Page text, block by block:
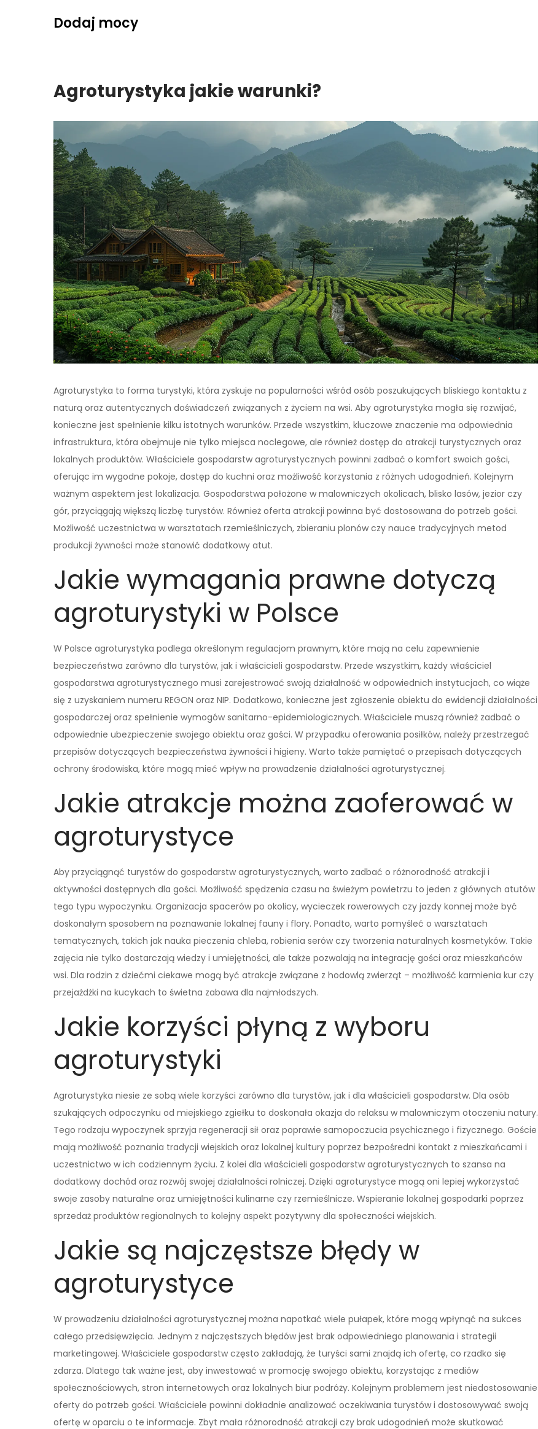
Dodaj mocy
Agroturystyka jakie warunki?
Agroturystyka to forma turystyki, która zyskuje na popularności wśród osób poszukujących bliskiego kontaktu z
naturą oraz autentycznych doświadczeń związanych z życiem na wsi. Aby agroturystyka mogła się rozwijać,
konieczne jest spełnienie kilku istotnych warunków. Przede wszystkim, kluczowe znaczenie ma odpowiednia
infrastruktura, która obejmuje nie tylko miejsca noclegowe, ale również dostęp do atrakcji turystycznych oraz
lokalnych produktów. Właściciele gospodarstw agroturystycznych powinni zadbać o komfort swoich gości,
oferując im wygodne pokoje, dostęp do kuchni oraz możliwość korzystania z różnych udogodnień. Kolejnym
ważnym aspektem jest lokalizacja. Gospodarstwa położone w malowniczych okolicach, blisko lasów, jezior czy
gór, przyciągają większą liczbę turystów. Również oferta atrakcji powinna być dostosowana do potrzeb gości.
Możliwość uczestnictwa w warsztatach rzemieślniczych, zbieraniu plonów czy nauce tradycyjnych metod
produkcji żywności może stanowić dodatkowy atut.
Jakie wymagania prawne dotyczą
agroturystyki w Polsce
W Polsce agroturystyka podlega określonym regulacjom prawnym, które mają na celu zapewnienie
bezpieczeństwa zarówno dla turystów, jak i właścicieli gospodarstw. Przede wszystkim, każdy właściciel
gospodarstwa agroturystycznego musi zarejestrować swoją działalność w odpowiednich instytucjach, co wiąże
się z uzyskaniem numeru REGON oraz NIP. Dodatkowo, konieczne jest zgłoszenie obiektu do ewidencji działalności
gospodarczej oraz spełnienie wymogów sanitarno-epidemiologicznych. Właściciele muszą również zadbać o
odpowiednie ubezpieczenie swojego obiektu oraz gości. W przypadku oferowania posiłków, należy przestrzegać
przepisów dotyczących bezpieczeństwa żywności i higieny. Warto także pamiętać o przepisach dotyczących
ochrony środowiska, które mogą mieć wpływ na prowadzenie działalności agroturystycznej.
Jakie atrakcje można zaoferować w
agroturystyce
Aby przyciągnąć turystów do gospodarstw agroturystycznych, warto zadbać o różnorodność atrakcji i
aktywności dostępnych dla gości. Możliwość spędzenia czasu na świeżym powietrzu to jeden z głównych atutów
tego typu wypoczynku. Organizacja spacerów po okolicy, wycieczek rowerowych czy jazdy konnej może być
doskonałym sposobem na poznawanie lokalnej fauny i flory. Ponadto, warto pomyśleć o warsztatach
tematycznych, takich jak nauka pieczenia chleba, robienia serów czy tworzenia naturalnych kosmetyków. Takie
zajęcia nie tylko dostarczają wiedzy i umiejętności, ale także pozwalają na integrację gości oraz mieszkańców
wsi. Dla rodzin z dziećmi ciekawe mogą być atrakcje związane z hodowlą zwierząt – możliwość karmienia kur czy
przejażdżki na kucykach to świetna zabawa dla najmłodszych.
Jakie korzyści płyną z wyboru
agroturystyki
Agroturystyka niesie ze sobą wiele korzyści zarówno dla turystów, jak i dla właścicieli gospodarstw. Dla osób
szukających odpoczynku od miejskiego zgiełku to doskonała okazja do relaksu w malowniczym otoczeniu natury.
Tego rodzaju wypoczynek sprzyja regeneracji sił oraz poprawie samopoczucia psychicznego i fizycznego. Goście
mają możliwość poznania tradycji wiejskich oraz lokalnej kultury poprzez bezpośredni kontakt z mieszkańcami i
uczestnictwo w ich codziennym życiu. Z kolei dla właścicieli gospodarstw agroturystycznych to szansa na
dodatkowy dochód oraz rozwój swojej działalności rolniczej. Dzięki agroturystyce mogą oni lepiej wykorzystać
swoje zasoby naturalne oraz umiejętności kulinarne czy rzemieślnicze. Wspieranie lokalnej gospodarki poprzez
sprzedaż produktów regionalnych to kolejny aspekt pozytywny dla społeczności wiejskich.
Jakie są najczęstsze błędy w
agroturystyce
W prowadzeniu działalności agroturystycznej można napotkać wiele pułapek, które mogą wpłynąć na sukces
całego przedsięwzięcia. Jednym z najczęstszych błędów jest brak odpowiedniego planowania i strategii
marketingowej. Właściciele gospodarstw często zakładają, że turyści sami znajdą ich ofertę, co rzadko się
zdarza. Dlatego tak ważne jest, aby inwestować w promocję swojego obiektu, korzystając z mediów
społecznościowych, stron internetowych oraz lokalnych biur podróży. Kolejnym problemem jest niedostosowanie
oferty do potrzeb gości. Właściciele powinni dokładnie analizować oczekiwania turystów i dostosowywać swoją
ofertę w oparciu o te informacje. Zbyt mała różnorodność atrakcji czy brak udogodnień może skutkować